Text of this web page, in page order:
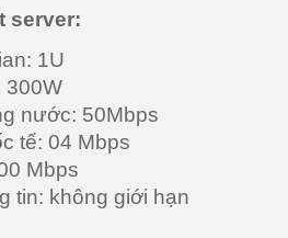
server:
1U
300W
nước: 50Mbps
tế: 04 Mbps
Mbps
tin: không giới hạn